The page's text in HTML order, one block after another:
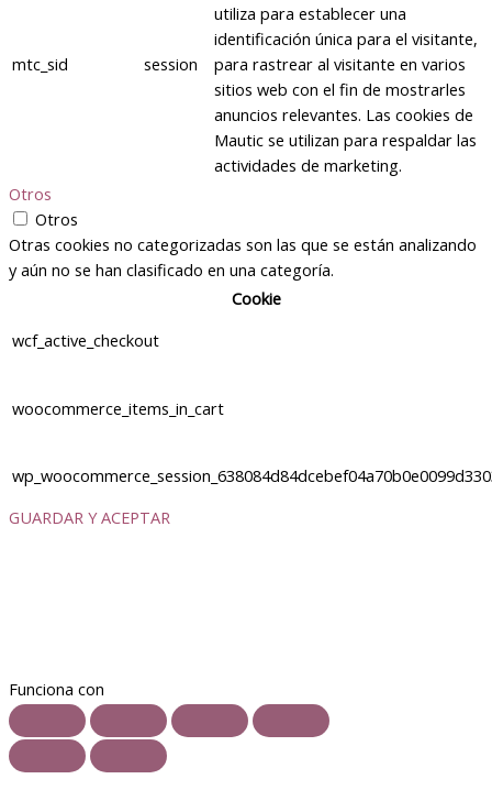
mtc_sid session
utiliza para establecer una
identificación única para el visitante,
para rastrear al visitante en varios
sitios web con el fin de mostrarles
anuncios relevantes. Las cookies de
Mautic se utilizan para respaldar las
actividades de marketing.
Otros
Otros
Otras cookies no categorizadas son las que se están analizando
y aún no se han clasificado en una categoría.
Cookie
wcf_active_checkout
woocommerce_items_in_cart
GUARDAR Y ACEPTAR
Funciona con